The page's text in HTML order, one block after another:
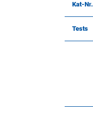
Kat-Nr.
Tests